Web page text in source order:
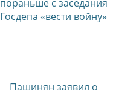
пораньше с заседания
Госдепа «вести войну»
Пашинян заявил о